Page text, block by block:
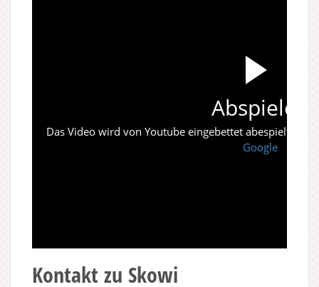
Abspielen
Das Video wird von Youtube eingebettet abespielt. Es
Google
Kontakt zu Skowi